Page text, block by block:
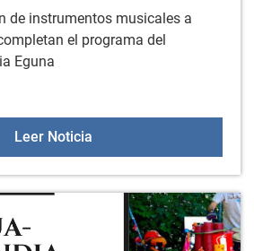
de instrumentos musicales a
el programa del
Eguna
Leer NoticiaTaller dirigido a familias: